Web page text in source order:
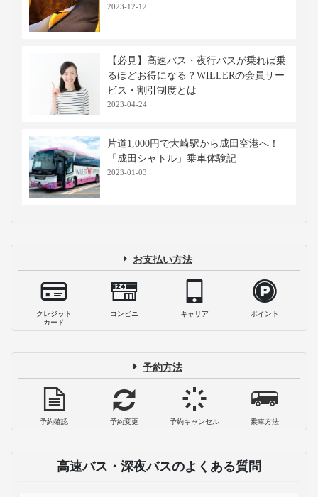
2023-12-12
【必見】高速バス・夜行バスが乗れば乗
るほどお得になる？WILLERの会員サー
ビス・割引制度とは
2023-04-24
片道1,000円で大崎駅から成田空港へ！
「成田シャトル」乗車体験記
2023-01-03
お支払い方法
クレジット
カード
コンビニ キャリア ポイント
予約方法
予約確認 予約変更 予約キャンセル 乗車方法
高速バス・深夜バスのよくある質問